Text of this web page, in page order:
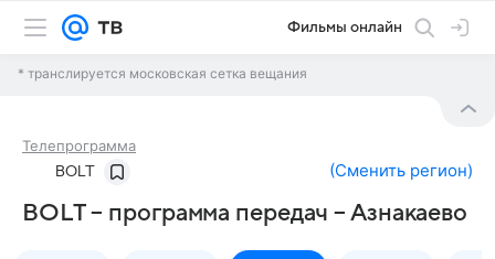
Фильмы онлайн
* транслируется московская сетка вещания
Телепрограмма
BOLT (Сменить регион)
BOLT – программа передач – Азнакаево